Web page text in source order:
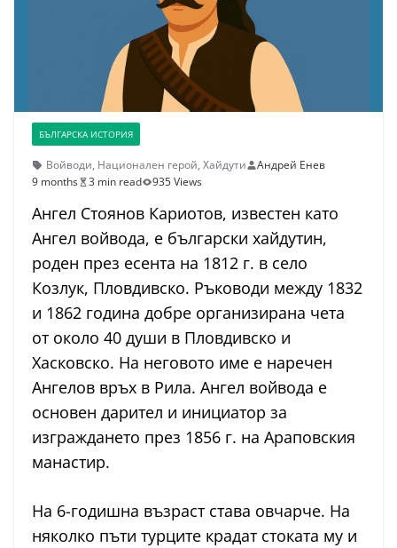
БЪЛГАРСКА ИСТОРИЯ
Войводи, Национален герой, Хайдути
Андрей Енев
9 months
3 min read 935 Views
Ангел Стоянов Кариотов, известен като
Ангел войвода, е български хайдутин,
роден през есента на 1812 г. в село
Козлук, Пловдивско. Ръководи между 1832
и 1862 година добре организирана чета
от около 40 души в Пловдивско и
Хасковско. На неговото име е наречен
Ангелов връх в Рила. Ангел войвода е
основен дарител и инициатор за
изграждането през 1856 г. на Араповския
манастир.
На 6-годишна възраст става овчарче. На
няколко пъти турците крадат стоката му и